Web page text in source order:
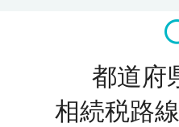
都道府
相続税路